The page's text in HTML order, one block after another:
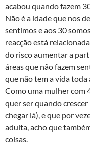
acabou quando fazem
Não é a idade que nos
sentimos e aos 30
reacção está
do risco aumentar a
áreas que não fazem
que não tem a vida
Como uma mulher com
quer ser quando
chegar lá), e que por
adulta, acho que
coisas.